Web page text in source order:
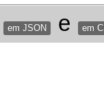
em JSON e em